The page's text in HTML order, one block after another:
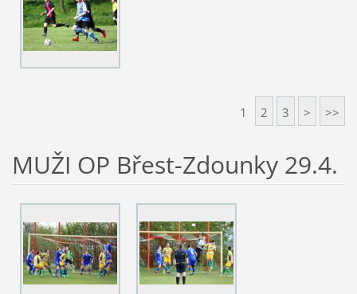
1 2 3 > >>
MUŽI OP Břest-Zdounky 29.4.